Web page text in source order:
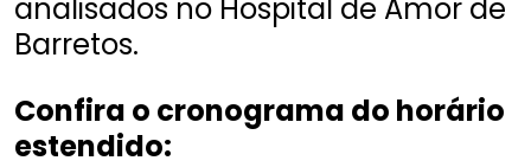
analisados no Hospital de Amor de
Barretos.
Confira o cronograma do horário
estendido: